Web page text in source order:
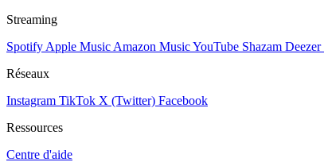
Streaming
Spotify Apple Music Amazon MusicYouTube Shazam Deezer
Réseaux
Instagram TikTok X (Twitter) Facebook
Ressources
Centre d'aide